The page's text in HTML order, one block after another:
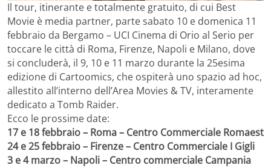
Il tour, itinerante e totalmente gratuito, di cui Best
Movie è media partner, parte sabato 10 e domenica 11
febbraio da Bergamo – UCI Cinema di Orio al Serio per
toccare le città di Roma, Firenze, Napoli e Milano, dove
si concluderà, il 9, 10 e 11 marzo durante la 25esima
edizione di Cartoomics, che ospiterà uno spazio ad hoc,
allestito all’interno dell’Area Movies & TV, interamente
dedicato a Tomb Raider.
Ecco le prossime date:
17 e 18 febbraio – Roma – Centro Commerciale Romaest
24 e 25 febbraio – Firenze – Centro Commerciale I Gigli
3 e 4 marzo – Napoli – Centro commerciale Campania